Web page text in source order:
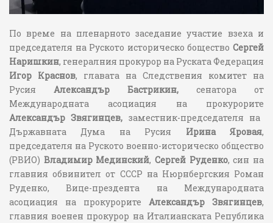
По време на пленарното заседание участие взеха и
председателя на Руското историческо бощество Сергей
Наришкин, генералния прокурор на Руската Федерация
Игор Краснов, главата на Следствения комитет на
Русия Александър Бастрикин, сенатора от
Международната асоциация на прокурорите
Александър Звягинцев, заместник-председателя на
Държавната Дума на Русия Ирина Яровая,
председателя на Руското военно-историческо общество
(РВИО) Владимир Мединский,Сергей Руденко, син на
главния обвинител от СССР на Нюрнбергския Роман
Руденко, Вице-прездента на Международната
асоциация на прокурорите Александър Звягинцев,
главния военен прокурор на Италианската Република